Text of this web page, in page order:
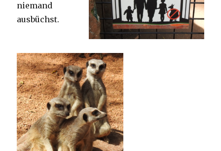
niemand
ausbüchst.